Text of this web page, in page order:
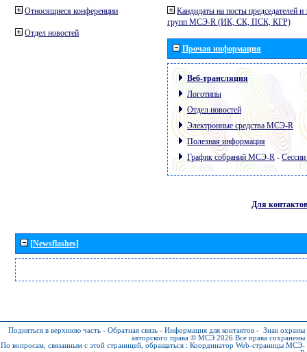
Относящиеся конференции
Отдел новостей
Кандидаты на посты председателей и
групп МСЭ-R (ИК, СК, ПСК, КГР)
Прочая информация
Веб-трансляция
Логотипы
Отдел новостей
Электронные средства МСЭ-R
Полезная информация
График собраний МСЭ-R -
Для контактов
[Newsflashes]
Подняться в верхнюю часть - Обратная связь - Информация для контактов - Знак охраны
авторского права © МСЭ 2026 Все права сохранены
По вопросам, связанным с этой страницей, обращаться : Координатор Web-страницы МСЭ-